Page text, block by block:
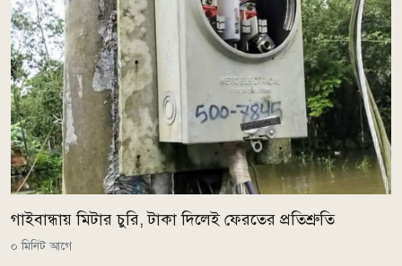
গাইবান্ধায় মিটার চুরি, টাকা দিলেই ফেরতের প্রতিশ্রুতি
০ মিনিট আগে